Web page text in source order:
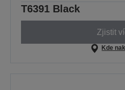
T6391 Black
Zjistit
Kde